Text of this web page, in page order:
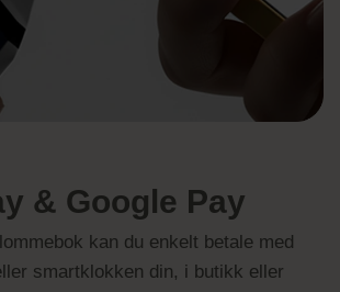
& Google Pay
kan du enkelt betale med
smartklokken din, i butikk eller